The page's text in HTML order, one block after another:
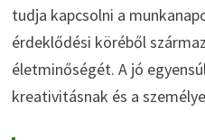
tudja kapcsolni a
érdeklődési köréből
életminőségét. A jó
kreativitásnak és a